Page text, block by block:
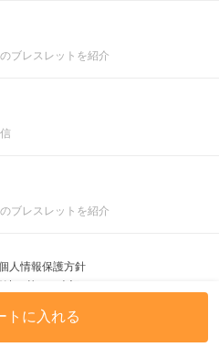
ブレスレットを紹介
ブレスレットを紹介
人情報保護方針
Inc.